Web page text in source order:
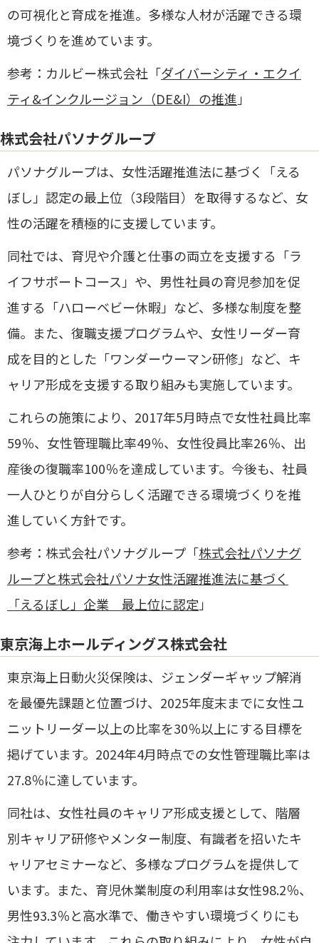
の可視化と育成を推進。​多様な人材が活躍できる環
境づくりを進めています。
参考：カルビー株式会社「ダイバーシティ・エクイ
ティ&インクルージョン（DE&I）の推進 」
株式会社パソナグループ
​パソナグループは、女性活躍推進法に基づく「える
ぼし」認定の最上位（3段階目）を取得するなど、女
性の活躍を積極的に支援しています。
​同社では、育児や介護と仕事の両立を支援する「ラ
イフサポートコース」や、男性社員の育児参加を促
進する「ハローベビー休暇」など、多様な制度を整
備。​また、復職支援プログラムや、女性リーダー育
成を目的とした「ワンダーウーマン研修」など、キ
ャリア形成を支援する取り組みも実施しています。​
これらの施策により、2017年5月時点で女性社員比率
59％、女性管理職比率49％、女性役員比率26％、出
産後の復職率100％を達成しています。​今後も、社員
一人ひとりが自分らしく活躍できる環境づくりを推
進していく方針です。
参考：株式会社パソナグループ「株式会社パソナグ
ループと株式会社パソナ女性活躍推進法に基づく
「えるぼし」企業 最上位に認定 」
東京海上ホールディングス株式会社
東京海上日動火災保険は、ジェンダーギャップ解消
を最優先課題と位置づけ、2025年度末までに女性ユ
ニットリーダー以上の比率を30％以上にする目標を
掲げています。​2024年4月時点での女性管理職比率は
27.8％に達しています。​
同社は、女性社員のキャリア形成支援として、階層
別キャリア研修やメンター制度、有識者を招いたキ
ャリアセミナーなど、多様なプログラムを提供して
います。​また、育児休業制度の利用率は女性98.2％、
男性93.3％と高水準で、働きやすい環境づくりにも